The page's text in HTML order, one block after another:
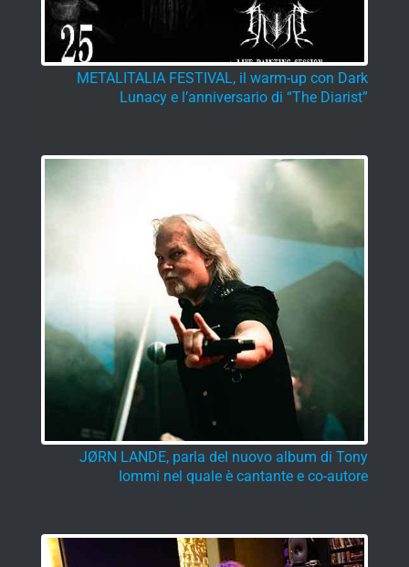
METALITALIA FESTIVAL, il warm-up con Dark
Lunacy e l’anniversario di “The Diarist”
JØRN LANDE, parla del nuovo album di Tony
Iommi nel quale è cantante e co-autore